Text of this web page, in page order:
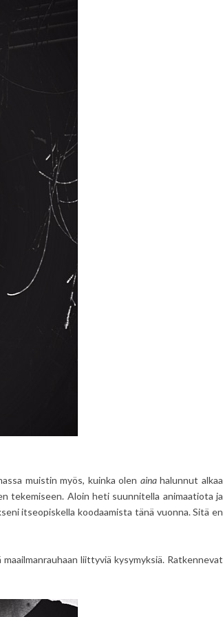
muistin myös, kuinka olen ainahalunnut alkaa
tekemiseen. Aloin heti suunnitella animaatiota ja
itseopiskella koodaamista tänä vuonna. Sitä en
liittyviä kysymyksiä. Ratkennevat